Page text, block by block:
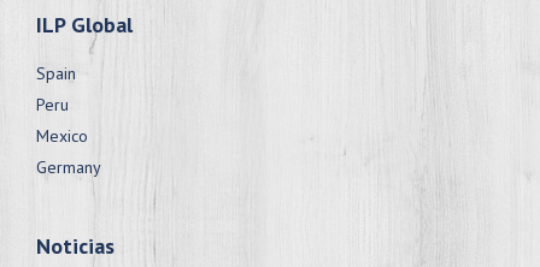
ILP Global
Spain
Peru
Mexico
Germany
Noticias